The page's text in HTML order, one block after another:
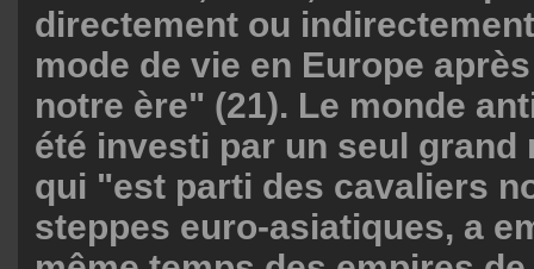
directement ou
mode de vie en Europe
notre ère" (21). Le monde
été investi par un seul grand
qui "est parti des cavaliers
steppes euro-asiatiques, a